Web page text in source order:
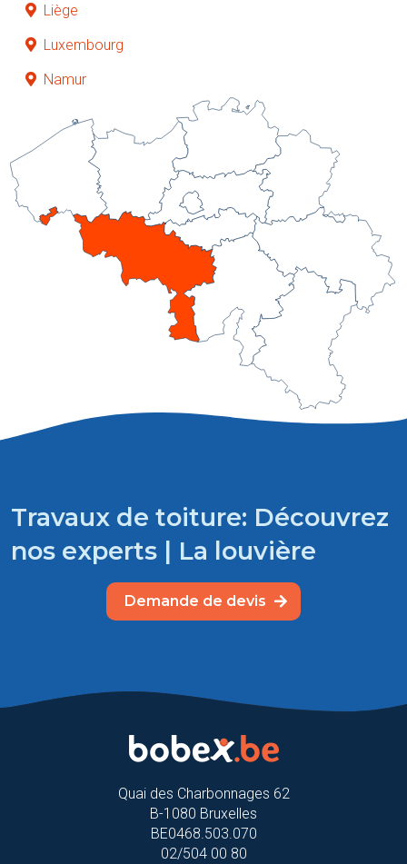
Liège
Luxembourg
Namur
Travaux de toiture: Découvrez
nos experts | La louvière
Demande de devis
Quai des Charbonnages 62
B-1080 Bruxelles
BE0468.503.070
02/504 00 80